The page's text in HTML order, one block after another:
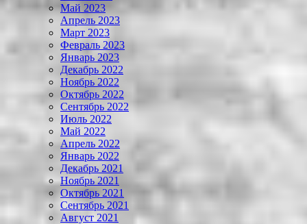
Май 2023
Апрель 2023
Март 2023
Февраль 2023
Январь 2023
Декабрь 2022
Ноябрь 2022
Октябрь 2022
Сентябрь 2022
Июль 2022
Май 2022
Апрель 2022
Январь 2022
Декабрь 2021
Ноябрь 2021
Октябрь 2021
Сентябрь 2021
Август 2021